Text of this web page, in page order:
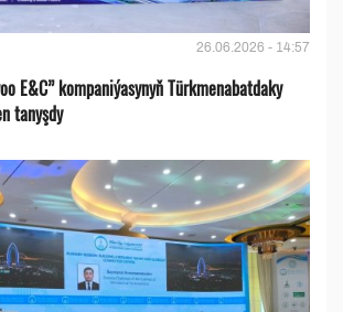
26.06.2026 - 14:57
E&C” kompaniýasynyň Türkmenabatdaky
tanyşdy